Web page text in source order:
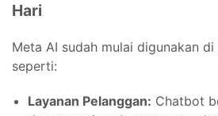
Hari
Meta AI sudah mulai digunakan
seperti:
Layanan Pelanggan: Chatbot